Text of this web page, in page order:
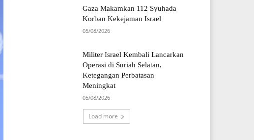
Gaza Makamkan 112 Syuhada
Korban Kekejaman Israel
05/08/2026
Militer Israel Kembali Lancarkan
Operasi di Suriah Selatan,
Ketegangan Perbatasan
Meningkat
05/08/2026
Load more